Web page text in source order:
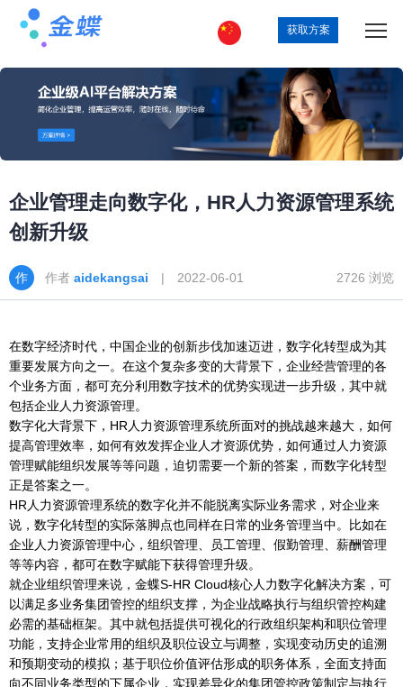
获取方案
企业管理走向数字化，HR人力资源管理系统
创新升级
作者 aidekangsai | 2022-06-01 2726 浏览
在数字经济时代，中国企业的创新步伐加速迈进，数字化转型成为其
重要发展方向之一。在这个复杂多变的大背景下，企业经营管理的各
个业务方面，都可充分利用数字技术的优势实现进一步升级，其中就
包括企业人力资源管理。
数字化大背景下，HR人力资源管理系统所面对的挑战越来越大，如何
提高管理效率，如何有效发挥企业人才资源优势，如何通过人力资源
管理赋能组织发展等等问题，迫切需要一个新的答案，而数字化转型
正是答案之一。
HR人力资源管理系统的数字化并不能脱离实际业务需求，对企业来
说，数字化转型的实际落脚点也同样在日常的业务管理当中。比如在
企业人力资源管理中心，组织管理、员工管理、假勤管理、薪酬管理
等等内容，都可在数字赋能下获得管理升级。
就企业组织管理来说，金蝶S-HR Cloud核心人力数字化解决方案，可
以满足多业务集团管控的组织支撑，为企业战略执行与组织管控构建
必需的基础框架。其中就包括提供可视化的行政组织架构和职位管理
功能，支持企业常用的组织及职位设立与调整，实现变动历史的追溯
和预期变动的模拟；基于职位价值评估形成的职务体系，全面支持面
向不同业务类型的下属企业，实现差异化的集团管控政策制定与执行